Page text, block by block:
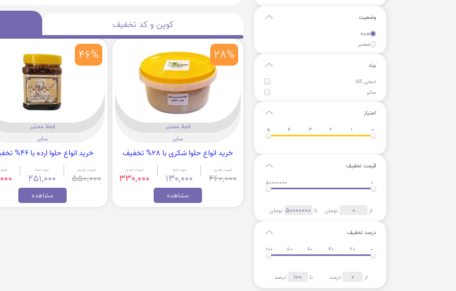
وضعیت
همه
معتبر
برند
دیجی کالا
سایر
امتیاز
0
1
2
3
4
5
قیمت تخفیف
0
50000000
از تومان تا تومان
درصد تخفیف
0
20
40
60
80
100
از درصد تا درصد
کوپن و کد تخفیف
28%
فعلا معتبر
سایر
خرید انواع حلوا شکری با 28% تخفیف
قیمت قدیم
460,000
سود شما
130,000
قیمت جدید
330,000
مشاهده
46%
فعلا معتبر
سایر
خرید انواع حلوا ارده با 46% تخفیف
قیمت قدیم
550,000
سود شما
251,000
مشاهده